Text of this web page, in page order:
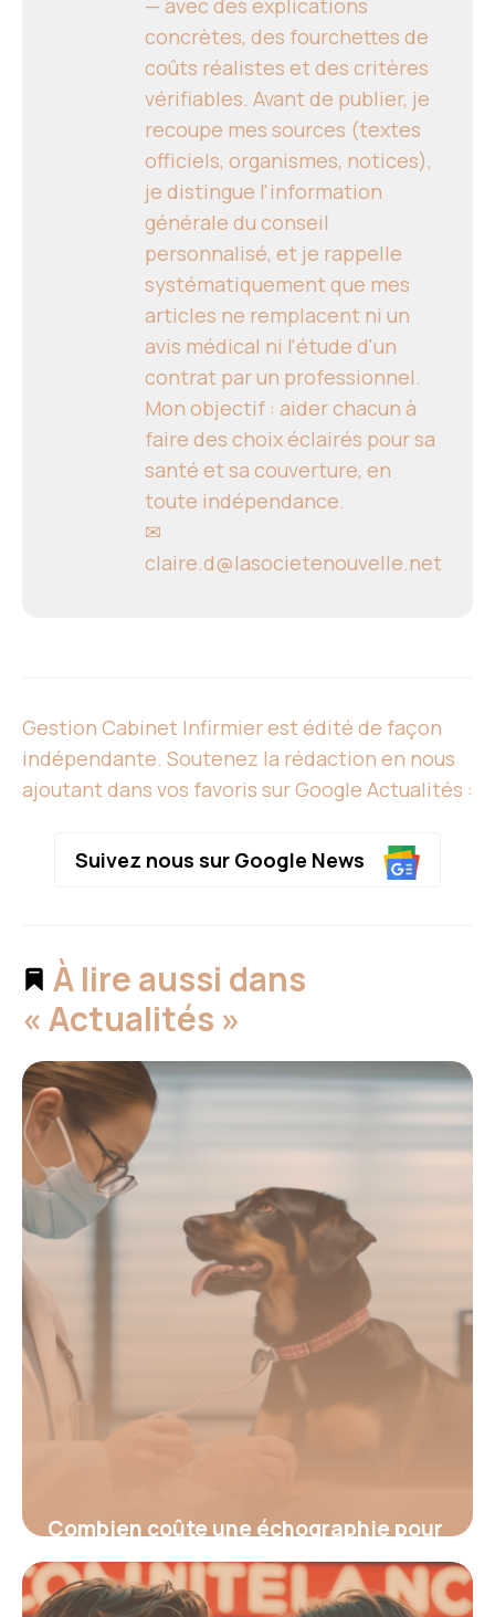
concrètes, des fourchettes de
coûts réalistes et des critères
vérifiables. Avant de publier, je
recoupe mes sources (textes
officiels, organismes, notices),
je distingue l'information
générale du conseil
personnalisé, et je rappelle
systématiquement que mes
articles ne remplacent ni un
avis médical ni l'étude d'un
contrat par un professionnel.
Mon objectif : aider chacun à
faire des choix éclairés pour sa
santé et sa couverture, en
toute indépendance.
✉
claire.d@lasocietenouvelle.net
Gestion Cabinet Infirmier est édité de façon
indépendante. Soutenez la rédaction en nous
ajoutant dans vos favoris sur Google Actualités :
Suivez nous sur Google News
À lire aussi dans
« Actualités »
Combien coûte une échographie pour
chien en 2026 et à quoi s’attendre
8 juin 2026